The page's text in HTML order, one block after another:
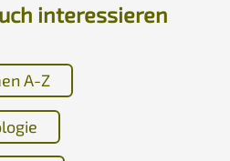
interessieren
A-Z